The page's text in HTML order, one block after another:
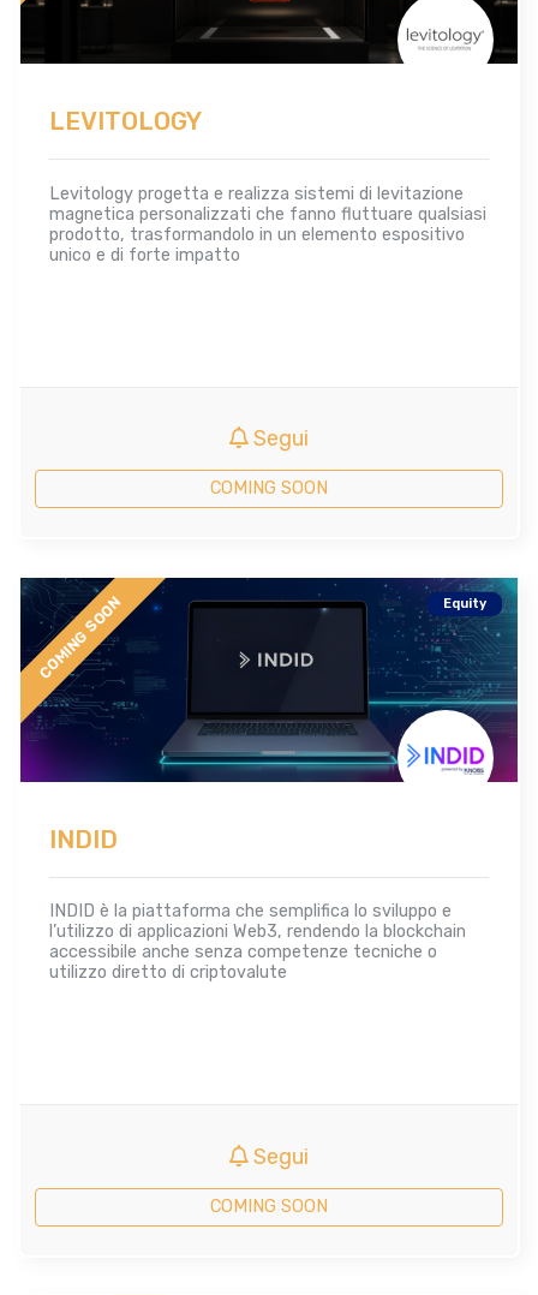
LEVITOLOGY
Levitology progetta e realizza sistemi di levitazione
magnetica personalizzati che fanno fluttuare qualsiasi
prodotto, trasformandolo in un elemento espositivo
unico e di forte impatto
Segui
COMING SOON
COMING SOON Equity
INDID
INDID è la piattaforma che semplifica lo sviluppo e
l’utilizzo di applicazioni Web3, rendendo la blockchain
accessibile anche senza competenze tecniche o
utilizzo diretto di criptovalute
Segui
COMING SOON